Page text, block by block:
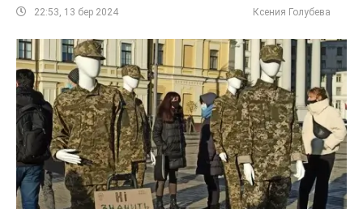
22:53, 13 бер 2024 Ксения Голубева